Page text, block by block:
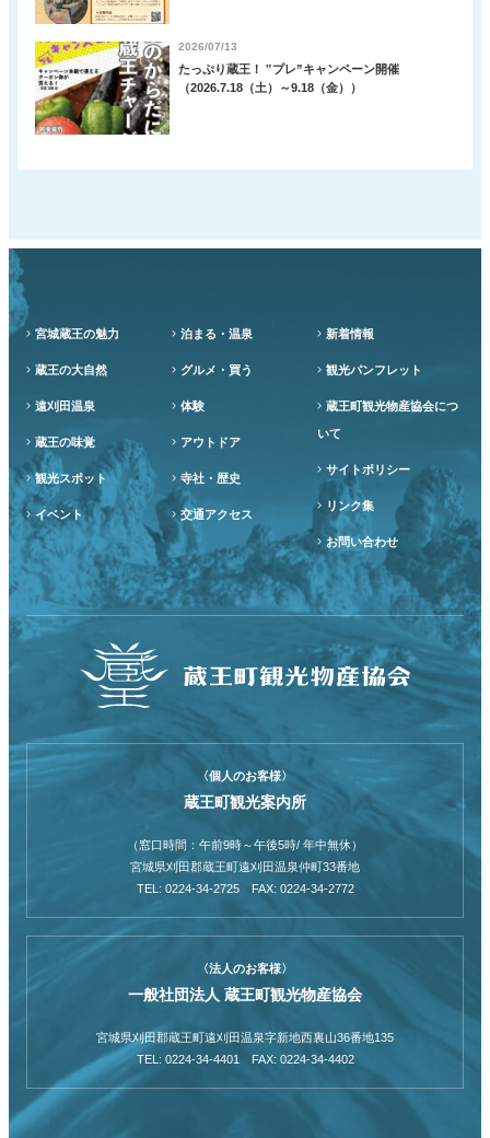
2026/07/13
たっぷり蔵王！ ‟プレ”キャンペーン開催
（2026.7.18（土）～9.18（金））
宮城蔵王の魅力
蔵王の大自然
遠刈田温泉
蔵王の味覚
観光スポット
イベント
泊まる・温泉
グルメ・買う
体験
アウトドア
寺社・歴史
交通アクセス
新着情報
観光パンフレット
蔵王町観光物産協会につ
いて
サイトポリシー
リンク集
お問い合わせ
〈個人のお客様〉
蔵王町観光案内所
（窓口時間：午前9時～午後5時/ 年中無休）
宮城県刈田郡蔵王町遠刈田温泉仲町33番地
TEL: 0224-34-2725 FAX: 0224-34-2772
〈法人のお客様〉
一般社団法人 蔵王町観光物産協会
宮城県刈田郡蔵王町遠刈田温泉字新地西裏山36番地135
TEL: 0224-34-4401 FAX: 0224-34-4402